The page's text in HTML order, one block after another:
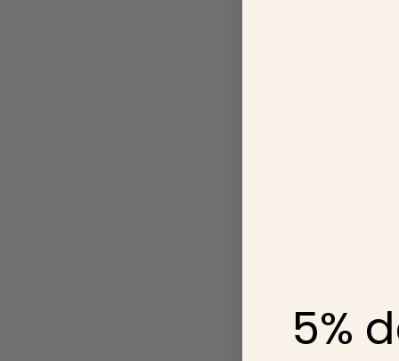
5%